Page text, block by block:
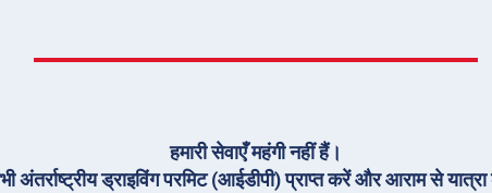
हमारी सेवाएँ महंगी नहीं हैं।
अंतर्राष्ट्रीय ड्राइविंग परमिट (आईडीपी) प्राप्त करें और आराम से